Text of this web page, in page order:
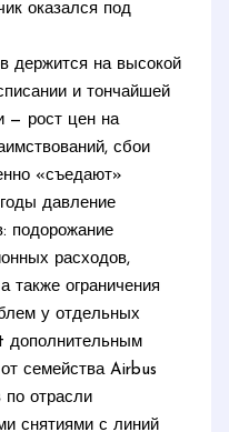
оказался под
держится на высокой
и тончайшей
— рост цен на
сбои
«съедают»
давление
подорожание
расходов,
также ограничения
у отдельных
дополнительным
семейства Airbus
по отрасли
снятиями с линий